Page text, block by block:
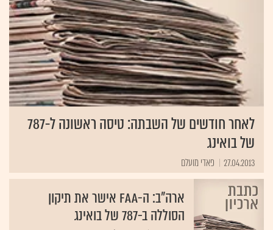
לאחר חודשים של השבתה: טיסה ראשונה ל-787
של בואינג
27.04.2013 פאדי מועלם
ארה"ב: ה-FAA אישר את תיקון
הסוללה ב-787 של בואינג